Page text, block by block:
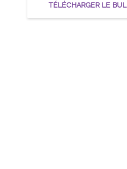
TÉLÉCHARGER LE